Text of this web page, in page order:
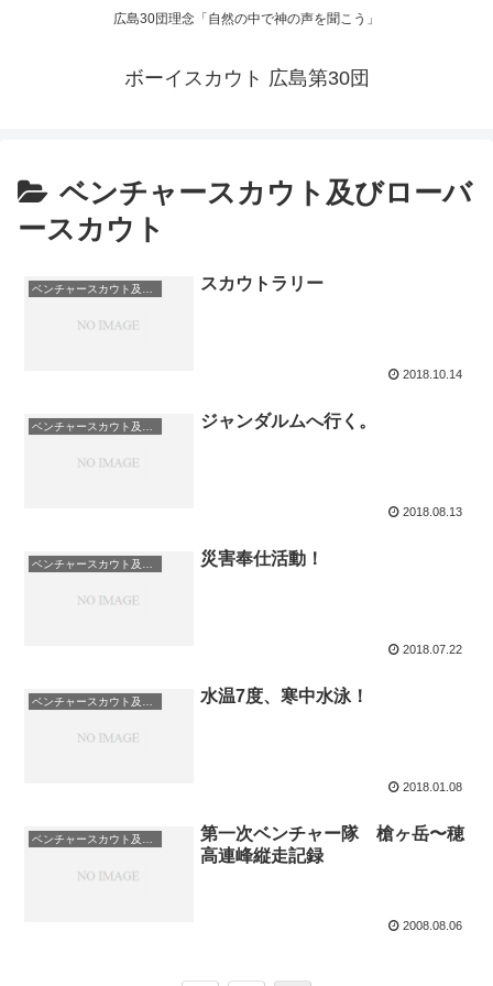
広島30団理念「自然の中で神の声を聞こう」
ボーイスカウト 広島第30団
ベンチャースカウト及びローバ
ースカウト
スカウトラリー
2018.10.14
ジャンダルムへ行く。
2018.08.13
災害奉仕活動！
2018.07.22
水温7度、寒中水泳！
2018.01.08
ベンチャースカウト及びローバースカウト
第一次ベンチャー隊 槍ヶ岳〜穂
高連峰縦走記録
2008.08.06